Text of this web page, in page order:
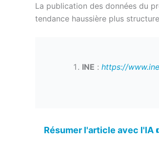
La publication des données du
tendance haussière plus
INE : https://
Résumer l'article avec l'IA